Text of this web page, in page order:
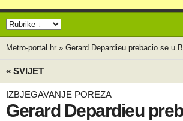
Metro-portal.hr » Gerard Depardieu prebacio se u
« SVIJET
IZBJEGAVANJE POREZA
Gerard Depardieu